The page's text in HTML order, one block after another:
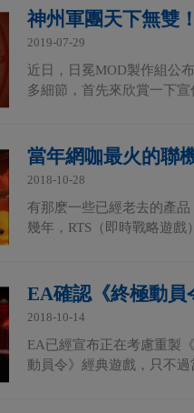
神州軍團天下無雙
2019-07-29
近日，日冕MOD製作組公
多細節，首先來欣賞一下
當年網咖最火的聯
2018-10-28
有那麽一些已經老去的產
幾年，RTS（即時戰略遊
EA確認《終極動員
2018-10-14
EA已經宣布正在考慮重製
動員令》經典遊戲，只不